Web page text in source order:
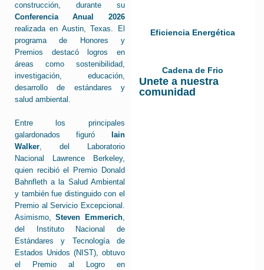
construcción, durante su
Conferencia Anual 2026
realizada en Austin, Texas. El
programa de Honores y
Premios destacó logros en
áreas como sostenibilidad,
investigación, educación,
desarrollo de estándares y
salud ambiental.
Entre los principales
galardonados figuró
Iain
Walker, del Laboratorio
Nacional Lawrence Berkeley,
quien recibió el Premio Donald
Bahnfleth a la Salud Ambiental
y también fue distinguido con el
Premio al Servicio Excepcional.
Asimismo,Steven Emmerich,
del Instituto Nacional de
Estándares y Tecnología de
Estados Unidos (NIST), obtuvo
el Premio al Logro en
Eficiencia Energética
Cadena de Frio
Unete a nuestra
comunidad